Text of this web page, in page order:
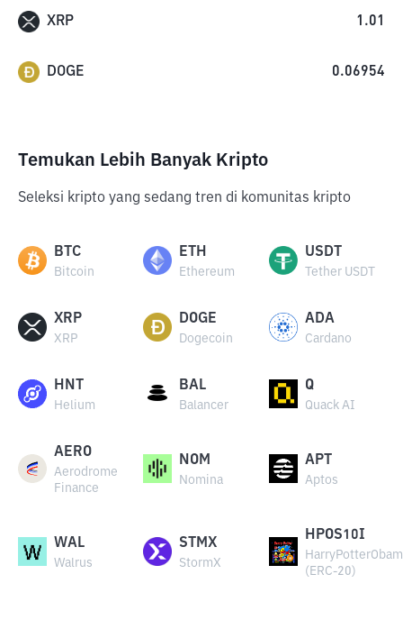
XRP 1.01
DOGE 0.06954
Temukan Lebih Banyak Kripto
Seleksi kripto yang sedang tren di komunitas kripto
BTC
Bitcoin
ETH
Ethereum
USDT
Tether USDT
XRP
XRP
DOGE
Dogecoin
ADA
Cardano
HNT
Helium
BAL
Balancer
Q
Quack AI
AERO
Aerodrome
Finance
NOM
Nomina
APT
Aptos
WAL
Walrus
STMX
StormX
HPOS10I
(ERC-20)